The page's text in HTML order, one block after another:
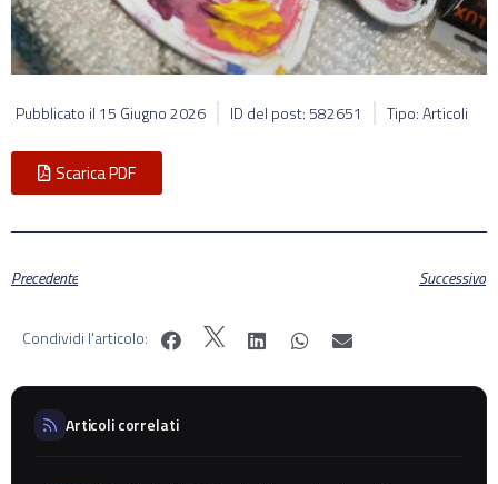
Pubblicato il 15 Giugno 2026 ID del post: 582651 Tipo: Articoli
Scarica PDF
Precedente Successivo
Condividi l'articolo:
Articoli correlati